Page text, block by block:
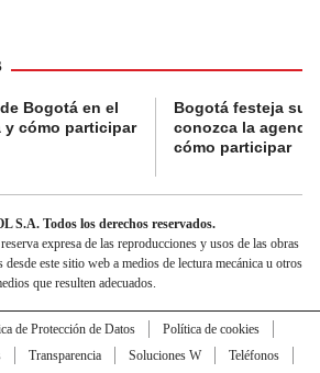
Bogotá en el
y cómo participar
Bogotá festeja su
conozca la
cómo participar
S.A. Todos los derechos reservados.
expresa de las reproducciones y usos de las obras
desde este sitio web a medios de lectura mecánica u otros
que resulten adecuados.
de Protección de Datos
Política de cookies
Transparencia Soluciones W
Teléfonos